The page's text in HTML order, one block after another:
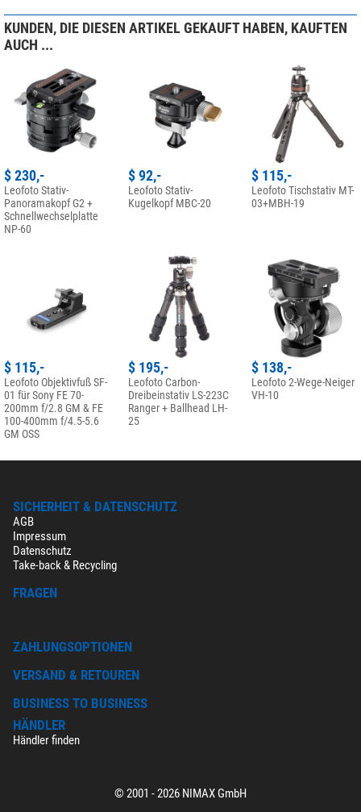
KUNDEN, DIE DIESEN ARTIKEL GEKAUFT HABEN, KAUFTEN
AUCH ...
$ 230,-
Leofoto Stativ-
Panoramakopf G2 +
Schnellwechselplatte
NP-60
$ 92,-
Leofoto Stativ-
Kugelkopf MBC-20
$ 115,-
Leofoto Tischstativ MT-
03+MBH-19
$ 115,-
Leofoto Objektivfuß SF-
01 für Sony FE 70-
200mm f/2.8 GM & FE
100-400mm f/4.5-5.6
GM OSS
$ 195,-
Leofoto Carbon-
Dreibeinstativ LS-223C
Ranger + Ballhead LH-
25
$ 138,-
Leofoto 2-Wege-Neiger
VH-10
SICHERHEIT & DATENSCHUTZ
AGB
Impressum
Datenschutz
Take-back & Recycling
FRAGEN
ZAHLUNGSOPTIONEN
VERSAND & RETOUREN
BUSINESS TO BUSINESS
HÄNDLER
Händler finden
© 2001 - 2026 NIMAX GmbH